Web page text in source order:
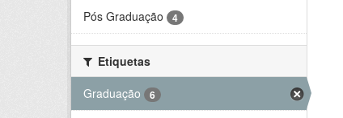
Pós Graduação 4
Etiquetas
Graduação
6